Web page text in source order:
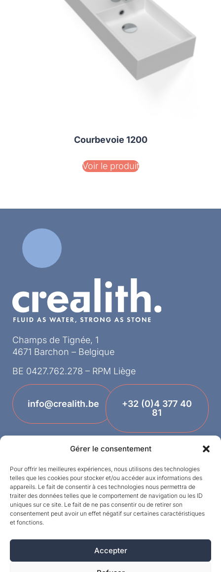
Gérer le consentement
Pour offrir les meilleures expériences, nous utilisons des technologies
telles que les cookies pour stocker et/ou accéder aux informations des
appareils. Le fait de consentir à ces technologies nous permettra de
traiter des données telles que le comportement de navigation ou les ID
uniques sur ce site. Le fait de ne pas consentir ou de retirer son
consentement peut avoir un effet négatif sur certaines caractéristiques
et fonctions.
Accepter
Courbevoie 1200
Voir le produit
Champs de Tignée, 1
4671 Barchon – Belgique
BE 0427.762.278 – RPM Liège
info@crealith.be
+32 (0)4 377 40
81
©MPI 2026 – Crealith est une marque déposée
Termes et conditions
Vie privée